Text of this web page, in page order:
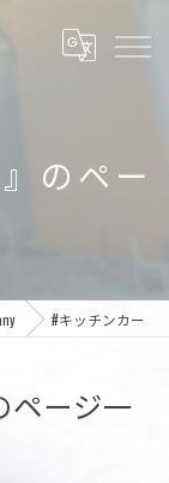
のペー
#キッチンカー
ページ一